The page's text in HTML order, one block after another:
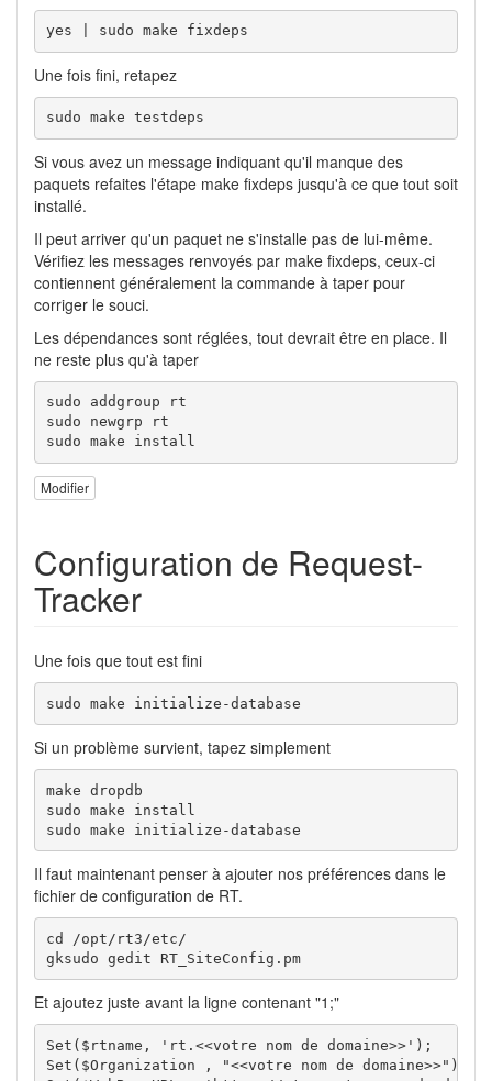
yes | sudo make fixdeps
Une fois fini, retapez
sudo make testdeps
Si vous avez un message indiquant qu'il manque des
paquets refaites l'étape make fixdeps jusqu'à ce que tout soit
installé.
Il peut arriver qu'un paquet ne s'installe pas de lui-même.
Vérifiez les messages renvoyés par make fixdeps, ceux-ci
contiennent généralement la commande à taper pour
corriger le souci.
Les dépendances sont réglées, tout devrait être en place. Il
ne reste plus qu'à taper
sudo addgroup rt
sudo newgrp rt
sudo make install
Modifier
Configuration de Request-
Tracker
Une fois que tout est fini
sudo make initialize-database
Si un problème survient, tapez simplement
make dropdb
sudo make install
sudo make initialize-database
Il faut maintenant penser à ajouter nos préférences dans le
fichier de configuration de RT.
cd /opt/rt3/etc/
gksudo gedit RT_SiteConfig.pm
Et ajoutez juste avant la ligne contenant "1;"
Set($rtname, 'rt.<<votre nom de domaine>>');
Set($Organization , "<<votre nom de domaine>>");